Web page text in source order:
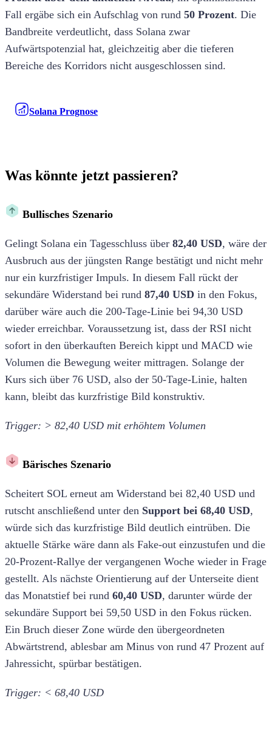
Fall ergäbe sich ein Aufschlag von rund 50 Prozent. Die
Bandbreite verdeutlicht, dass Solana zwar
Aufwärtspotenzial hat, gleichzeitig aber die tieferen
Bereiche des Korridors nicht ausgeschlossen sind.
Solana Prognose
Was könnte jetzt passieren?
Bullisches Szenario
Gelingt Solana ein Tagesschluss über 82,40 USD, wäre der
Ausbruch aus der jüngsten Range bestätigt und nicht mehr
nur ein kurzfristiger Impuls. In diesem Fall rückt der
sekundäre Widerstand bei rund 87,40 USD in den Fokus,
darüber wäre auch die 200-Tage-Linie bei 94,30 USD
wieder erreichbar. Voraussetzung ist, dass der RSI nicht
sofort in den überkauften Bereich kippt und MACD wie
Volumen die Bewegung weiter mittragen. Solange der
Kurs sich über 76 USD, also der 50-Tage-Linie, halten
kann, bleibt das kurzfristige Bild konstruktiv.
Trigger: > 82,40 USD mit erhöhtem Volumen
Bärisches Szenario
Scheitert SOL erneut am Widerstand bei 82,40 USD und
rutscht anschließend unter den Support bei 68,40 USD,
würde sich das kurzfristige Bild deutlich eintrüben. Die
aktuelle Stärke wäre dann als Fake-out einzustufen und die
20-Prozent-Rallye der vergangenen Woche wieder in Frage
gestellt. Als nächste Orientierung auf der Unterseite dient
das Monatstief bei rund 60,40 USD, darunter würde der
sekundäre Support bei 59,50 USD in den Fokus rücken.
Ein Bruch dieser Zone würde den übergeordneten
Abwärtstrend, ablesbar am Minus von rund 47 Prozent auf
Jahressicht, spürbar bestätigen.
Trigger: < 68,40 USD